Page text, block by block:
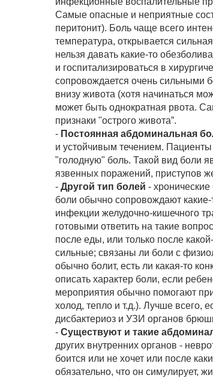
Самые опасные и неприятные
перитонит). Боль чаще всего
температура, открывается
нельзя давать какие-то
и госпитализироваться в
сопровождается очень сильными
внизу живота (хотя начинаться
может быть однократная рвота.
признаки "острого живота”.
- Постоянная абдоминальная
и устойчивым течением.
"голодную" боль. Такой вид боли
язвенных поражений, приступов
- Другой тип болей -
боли обычно сопровождают
инфекции желудочно-кишечного
готовыми ответить на такие
после еды, или только после
сильные; связаны ли боли с
обычно болит, есть ли какая-то
описать характер боли, если
мероприятия обычно помогают
холод, тепло и т.д.). Лучше всего,
дисбактериоз и УЗИ органов
- Существуют и такие
других внутренних органов -
боится или не хочет или после
обязательно, что он симулирует,